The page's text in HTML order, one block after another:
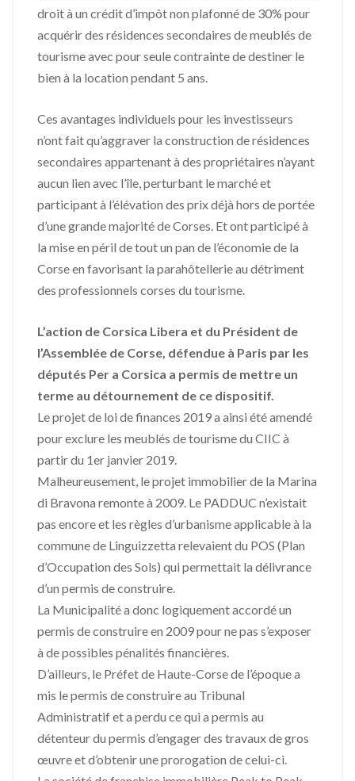
droit à un crédit d’impôt non plafonné de 30% pour
acquérir des résidences secondaires de meublés de
tourisme avec pour seule contrainte de destiner le
bien à la location pendant 5 ans.
Ces avantages individuels pour les investisseurs
n’ont fait qu’aggraver la construction de résidences
secondaires appartenant à des propriétaires n’ayant
aucun lien avec l’île, perturbant le marché et
participant à l’élévation des prix déjà hors de portée
d’une grande majorité de Corses. Et ont participé à
la mise en péril de tout un pan de l’économie de la
Corse en favorisant la parahôtellerie au détriment
des professionnels corses du tourisme.
L’action de Corsica Libera et du Président de
l’Assemblée de Corse, défendue à Paris par les
députés Per a Corsica a permis de mettre un
terme au détournement de ce dispositif.
Le projet de loi de finances 2019 a ainsi été amendé
pour exclure les meublés de tourisme du CIIC à
partir du 1er janvier 2019.
Malheureusement, le projet immobilier de la Marina
di Bravona remonte à 2009. Le PADDUC n’existait
pas encore et les règles d’urbanisme applicable à la
commune de Linguizzetta relevaient du POS (Plan
d’Occupation des Sols) qui permettait la délivrance
d’un permis de construire.
La Municipalité a donc logiquement accordé un
permis de construire en 2009 pour ne pas s’exposer
à de possibles pénalités financières.
D’ailleurs, le Préfet de Haute-Corse de l’époque a
mis le permis de construire au Tribunal
Administratif et a perdu ce qui a permis au
détenteur du permis d’engager des travaux de gros
œuvre et d’obtenir une prorogation de celui-ci.